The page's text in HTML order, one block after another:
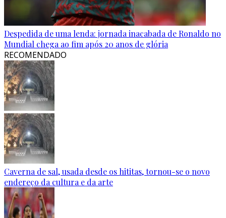
Despedida de uma lenda: jornada inacabada de Ronaldo no
Mundial chega ao fim após 20 anos de glória
RECOMENDADO
Caverna de sal, usada desde os hititas, tornou-se o novo
endereço da cultura e da arte